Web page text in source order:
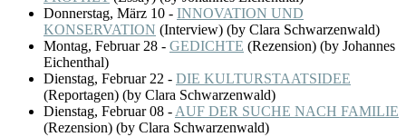
Donnerstag, März 10 - INNOVATION UND
KONSERVATION (Interview) (by Clara Schwarzenwald)
Montag, Februar 28 - GEDICHTE (Rezension) (by Johannes
Eichenthal)
Dienstag, Februar 22 - DIE KULTURSTAATSIDEE
(Reportagen) (by Clara Schwarzenwald)
Dienstag, Februar 08 - AUF DER SUCHE NACH FAMILIE
(Rezension) (by Clara Schwarzenwald)